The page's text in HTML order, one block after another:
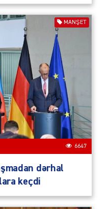
MANŞET
6647
dərhal
keçdi